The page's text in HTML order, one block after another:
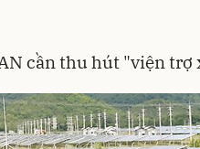
cần thu hút "viện trợ